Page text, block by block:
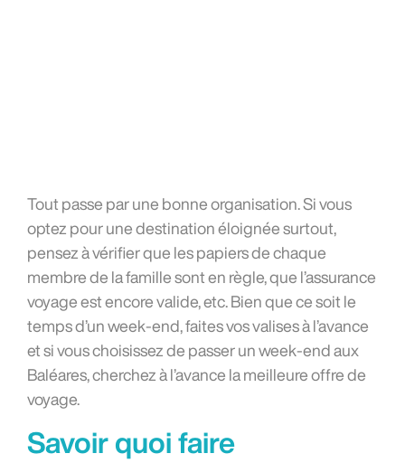
Tout passe par une bonne organisation. Si vous
optez pour une destination éloignée surtout,
pensez à vérifier que les papiers de chaque
membre de la famille sont en règle, que l’assurance
voyage est encore valide, etc. Bien que ce soit le
temps d’un week-end, faites vos valises à l’avance
et si vous choisissez de passer un week-end aux
Baléares, cherchez à l’avance la meilleure offre de
voyage.
Savoir quoi faire